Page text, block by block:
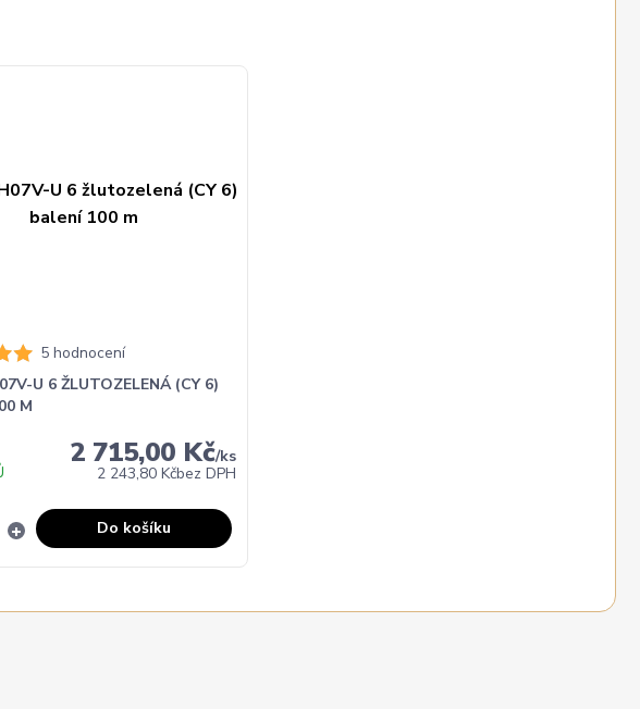
5 hodnocení
U 6 ŽLUTOZELENÁ (CY 6)
M
2 715,00 Kč/ks
2 243,80 Kčbez DPH
Do košíku